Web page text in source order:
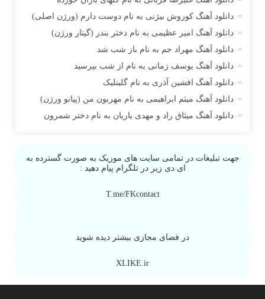
آراد عباسی
آراز
آراز آرا
آراز المان
آراز نصیری
آراکو
آراکوم
آران براتی و ایمان حمیدی
دانلود آهنگ کوروش بیژنی به نام دوست دارم (ورژن اصلی)
دانلود آهنگ امیر عظیمی به نام دختر بندر (گیتار ورژن)
دانلود آهنگ مهراد جم به نام باز شب شد
دانلود آهنگ یوسف زمانی به نام از شب بپرسید
دانلود آهنگ افشین آذری به نام گلینلیک
دانلود آهنگ میثم ابراهیمی به نام مهربون من (پیانو ورژن)
دانلود آهنگ میثاق راد و مهدی یاریان به نام دختر شمرون
جهت تبلیغات در تمامی سایت های موزیک به صورت گسترده به
ای دی زیر در تلگرام پیام دهید :
T.me/FKcontact
در فضای مجازی بیشتر دیده شوید
XLIKE.ir